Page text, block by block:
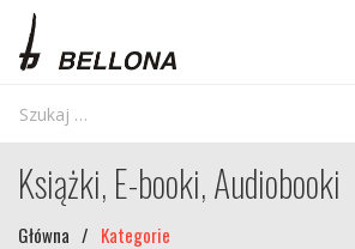
Książki, E-booki, Audiobooki
Główna / Kategorie